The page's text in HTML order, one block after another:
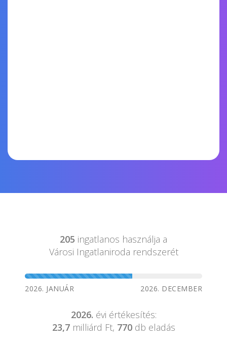
205 ingatlanos használja a
Városi Ingatlaniroda rendszerét
2026. JANUÁR 2026. DECEMBER
2026. évi értékesítés:
23,7milliárd Ft, 770db eladás